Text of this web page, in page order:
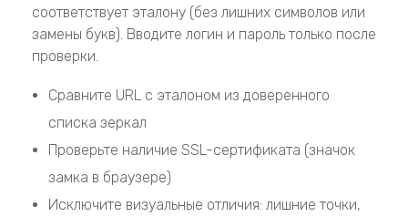
соответствует эталону (без лишних символов или
замены букв). Вводите логин и пароль только после
проверки.
Сравните URL с эталоном из доверенного
списка зеркал
Проверьте наличие SSL-сертификата (значок
замка в браузере)
Исключите визуальные отличия: лишние точки,